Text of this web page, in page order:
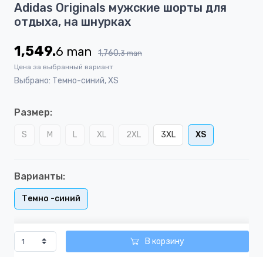
1
of
Adidas Originals мужские шорты для
отдыха, на шнурках
1,549.6 man 1,760.3 man
Цена за выбранный вариант
Выбрано: Темно-синий, XS
Размер:
S M L XL 2XL 3XL XS
Варианты:
Темно -синий
В корзину